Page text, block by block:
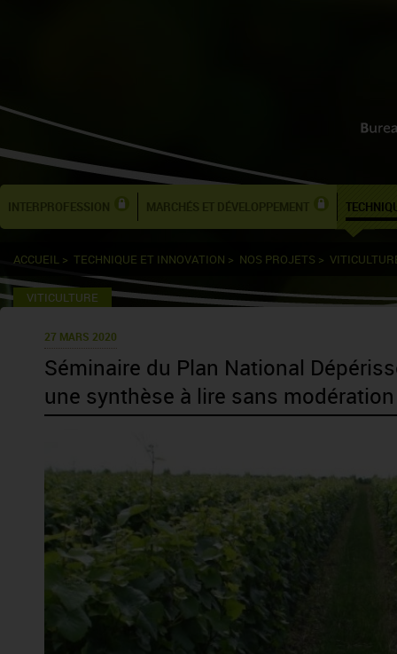
INTERPROFESSION MARCHÉS ET DÉVELOPPEMENT
ACCUEIL > TECHNIQUE ET INNOVATION > NOS PROJETS >
VITICULTURE
27 MARS 2020
Séminaire du Plan National
une synthèse à lire sans